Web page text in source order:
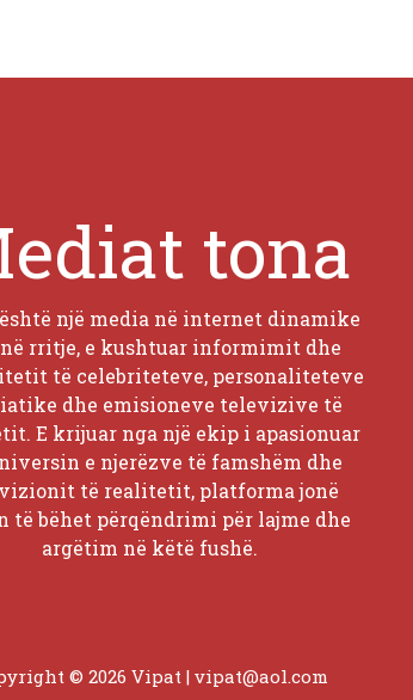
tona
një media në internet dinamike
rritje, e kushtuar informimit dhe
të celebriteteve, personaliteteve
dhe emisioneve televizive të
E krijuar nga një ekip i apasionuar
e njerëzve të famshëm dhe
të realitetit, platforma jonë
të bëhet përqëndrimi për lajme dhe
argëtim në këtë fushë.
© 2026 Vipat |vipat@aol.com